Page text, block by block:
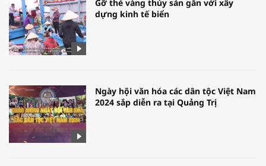
Gỡ thẻ vàng thủy sản gắn với xây
dựng kinh tế biển
Ngày hội văn hóa các dân tộc Việt Nam
2024 sắp diễn ra tại Quảng Trị